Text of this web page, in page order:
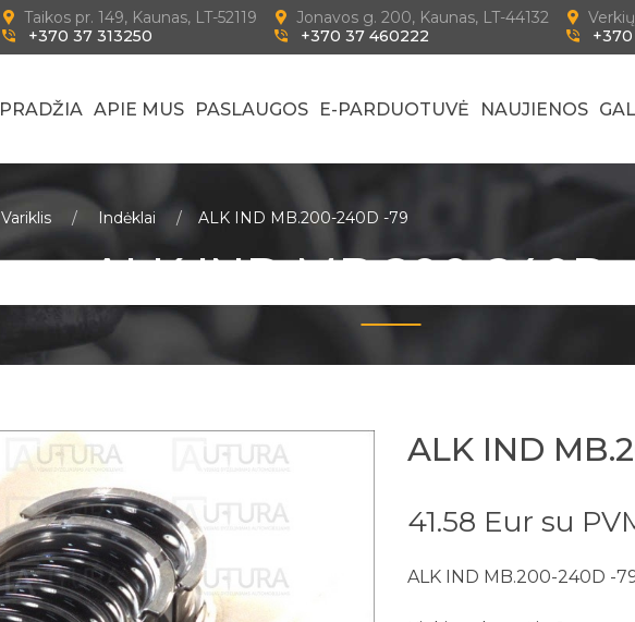
Taikos pr. 149, Kaunas, LT-52119
+370 37 313250
Jonavos g. 200, Kaunas, LT-44132
+370 37 460222
+370
PRADŽIA APIE MUS PASLAUGOS E-PARDUOTUVĖ NAUJIENOS
Variklis Indėklai ALK IND MB.200-240D -79
ALK IND MB.200-240D
ALK IND
41.58 Eur su
ALK IND MB.200-240D -